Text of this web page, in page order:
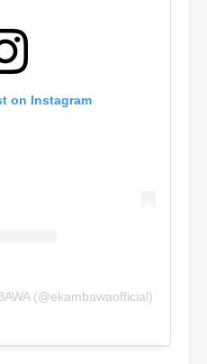
on Instagram
(@ekambawaofficial)